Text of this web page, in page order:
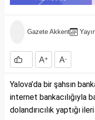
Gazete Akkent
A+ A-
Yalova’da bir şahsın
internet bankacılığıyla
dolandırıcılık yaptığı